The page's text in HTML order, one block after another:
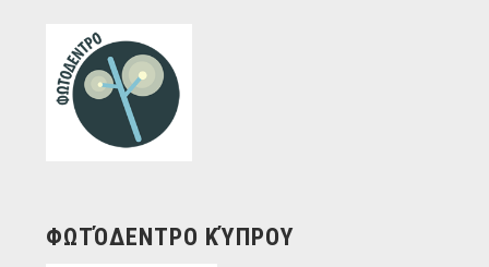
ΦΩΤΌΔΕΝΤΡΟ ΚΎΠΡΟΥ